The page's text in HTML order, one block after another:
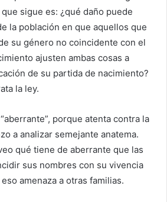
sigue es: ¿qué daño puede
la población en que aquellos que
su género no coincidente con el
ajusten ambas cosas a
de su partida de nacimiento?
la ley.
porque atenta contra la
a analizar semejante anatema.
qué tiene de aberrante que las
sus nombres con su vivencia
amenaza a otras familias.